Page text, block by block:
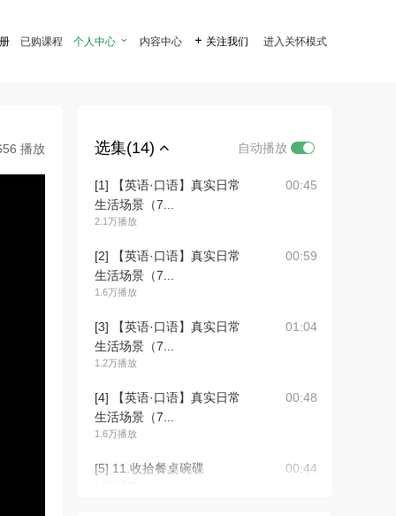
已购课程 个人中心  内容中心  关注我们 进入关怀模式
播放 选集(14) 自动播放
[1] 【英语·口语】真实日常
生活场景（7...
2.1万播放
00:45
[2] 【英语·口语】真实日常
生活场景（7...
1.6万播放
00:59
[3] 【英语·口语】真实日常
生活场景（7...
1.2万播放
01:04
[4] 【英语·口语】真实日常
生活场景（7...
1.6万播放
00:48
[5] 11.收拾餐桌碗碟 00:44